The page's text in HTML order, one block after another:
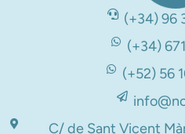
(+34) 96
(+34)
(+52) 56
C/ de Sant Vicent